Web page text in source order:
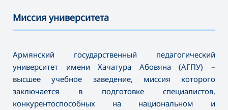
Миссия университета
Армянский государственный педагогический
университет имени Хачатура Абовяна (АГПУ) –
высшее учебное заведение, миссия которого
заключается в подготовке специалистов,
конкурентоспособных на национальном и